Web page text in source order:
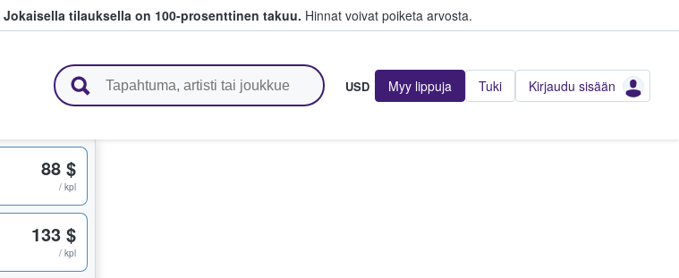
Jokaisella tilauksella on 100-prosenttinen takuu. Hinnat voivat poiketa arvosta.
USD Myy lippuja Tuki Kirjaudu sisään
88 $
/ kpl
133 $
/ kpl